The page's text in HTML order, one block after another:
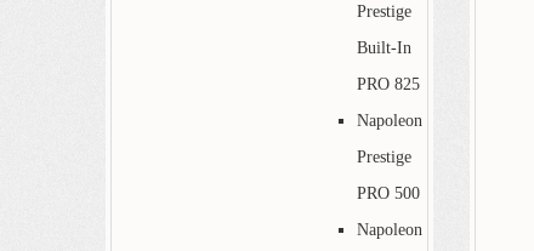
Prestige
Built-In
PRO 825
Napoleon
Prestige
PRO 500
Napoleon